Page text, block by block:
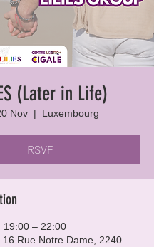
(Later in Life)
Nov
  |
Luxembourg
RSVP
19:00 – 22:00
Rue Notre Dame, 2240